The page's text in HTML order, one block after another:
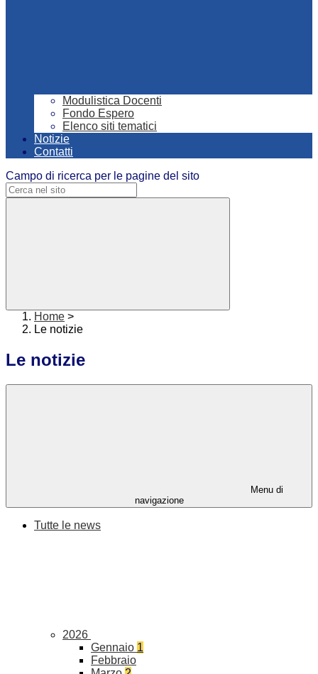
Modulistica Docenti
Fondo Espero
Elenco siti tematici
Notizie
Contatti
Campo di ricerca per le pagine del sito
Home >
Le notizie
Le notizie
Menu di
navigazione
Tutte le news
2026
Gennaio 1
Febbraio